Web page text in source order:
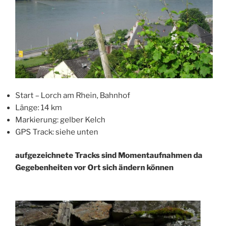
Start – Lorch am Rhein, Bahnhof
Länge: 14 km
Markierung: gelber Kelch
GPS Track: siehe unten
aufgezeichnete Tracks sind Momentaufnahmen da
Gegebenheiten vor Ort sich ändern können